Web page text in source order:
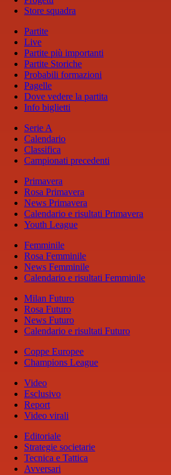
Store squadra
Partite
Live
Partite più importanti
Partite Storiche
Probabili formazioni
Pagelle
Dove vedere la partita
Info biglietti
Serie A
Calendario
Classifica
Campionati precedenti
Primavera
Rosa Primavera
News Primavera
Calendario e risultati Primavera
Youth League
Femminile
Rosa Femminile
News Femminile
Calendario e risultati Femminile
Milan Futuro
Rosa Futuro
News Futuro
Calendario e risultati Futuro
Coppe Europee
Champions League
Video
Esclusivo
Report
Video virali
Editoriale
Strategie societarie
Tecnica e Tattica
Avversari